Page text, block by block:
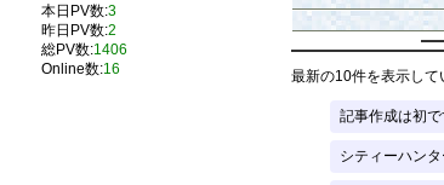
本日PV数:3
昨日PV数:2
総PV数:1406
Online数:16 最新の10件を表示して
記事作成は初
シティーハン